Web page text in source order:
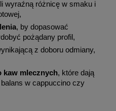
wyraźną różnicę w smaku i
, by dopasować
pożądany profil,
z doboru odmiany,
kaw mlecznych, które dają
w cappuccino czy